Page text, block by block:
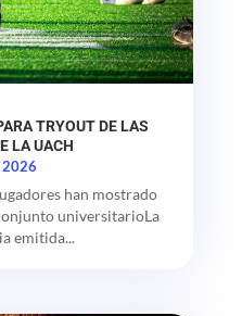
TRYOUT DE LAS
LA UACH
2026
han mostrado
universitarioLa
emitida...